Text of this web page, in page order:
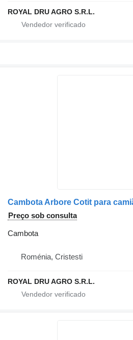
ROYAL DRU AGRO S.R.L.
Preço sob consulta
Cambota
Roménia, Cristesti
ROYAL DRU AGRO S.R.L.